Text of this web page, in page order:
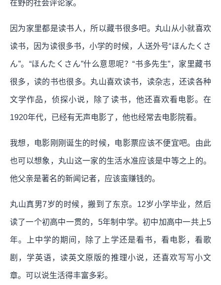
在野的社会评论家。
因为家里都是读书人，所以藏书很多吧。丸山从小就喜欢
读书，因为读很多书，小学的时候，人送外号“ほんたくさ
ん”。“ほんたくさん”什么意思呢？“书多先生”，家里藏书
很多，读的书也很多。丸山喜欢读书，读杂志，还读各种
文学作品，侦探小说，除了读书，他还喜欢看电影。在
1920年代，已经有无声电影了，他也经常去电影院看。
我想，电影刚刚诞生的时候，电影票应该不便宜吧。由此
也可以想象，丸山这一家的生活水准应该是中等之上的。
他父亲是著名的新闻记者，应该蛮赚钱的。
丸山真男7岁的时候，搬到了东京。12岁小学毕业，然后
读了一个初高中一贯的，5年制中学。初中加高中一共上5
年。上中学的期间，除了上学还是看书，看电影，看歌
剧，学英语，读英文原版的推理小说，还喜欢写写小文
章。可以说生活得丰富多彩。